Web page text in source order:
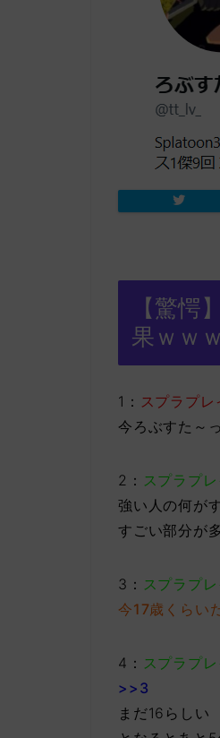
【驚
果ｗｗ
1： スプラプ
今ろぶすた～
2： スプラプ
強い人の何が
すごい部分が
3： スプラプ
今17歳くらい
4： スプラプ
>>3
まだ16らしい